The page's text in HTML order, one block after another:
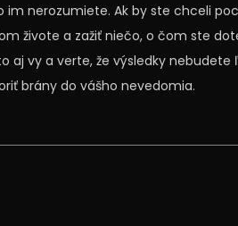
nerozumiete. Ak by ste chceli
živote a zažiť niečo, o čom ste
aj vy a verte, že výsledky
brány do vášho nevedomia.